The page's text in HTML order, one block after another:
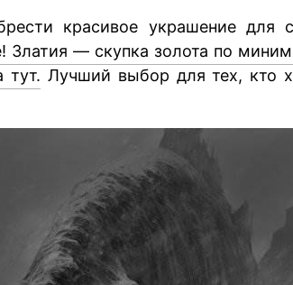
красивое украшение для
Златия — скупка золота по
тут. Лучший выбор для тех, кто